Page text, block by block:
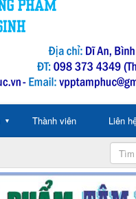
▼ Thành viên Liên